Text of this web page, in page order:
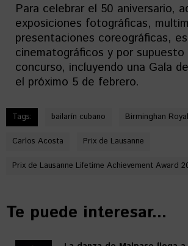
Para celebrar el 50 aniversario,
exposiciones fotográficas,
presentaciones coreográficas,
cinematográficos y por supuesto
concurso, incluyendo una Gala
el próximo 5 de febrero.
Tags: bailarín cubano Birminghan
Carlos Acosta Prix de Lausanne
Prix de Lausanne Lifetime Achievement Award
Te puede interesar...